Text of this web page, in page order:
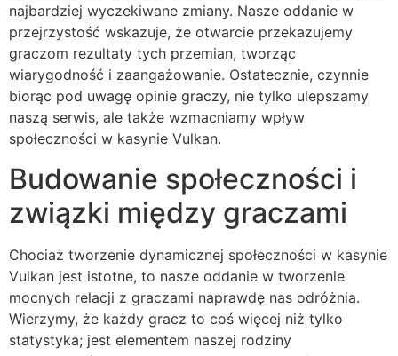
najbardziej wyczekiwane zmiany. Nasze oddanie w
przejrzystość wskazuje, że otwarcie przekazujemy
graczom rezultaty tych przemian, tworząc
wiarygodność i zaangażowanie. Ostatecznie, czynnie
biorąc pod uwagę opinie graczy, nie tylko ulepszamy
naszą serwis, ale także wzmacniamy wpływ
społeczności w kasynie Vulkan.
Budowanie społeczności i
związki między graczami
Chociaż tworzenie dynamicznej społeczności w kasynie
Vulkan jest istotne, to nasze oddanie w tworzenie
mocnych relacji z graczami naprawdę nas odróżnia.
Wierzymy, że każdy gracz to coś więcej niż tylko
statystyka; jest elementem naszej rodziny